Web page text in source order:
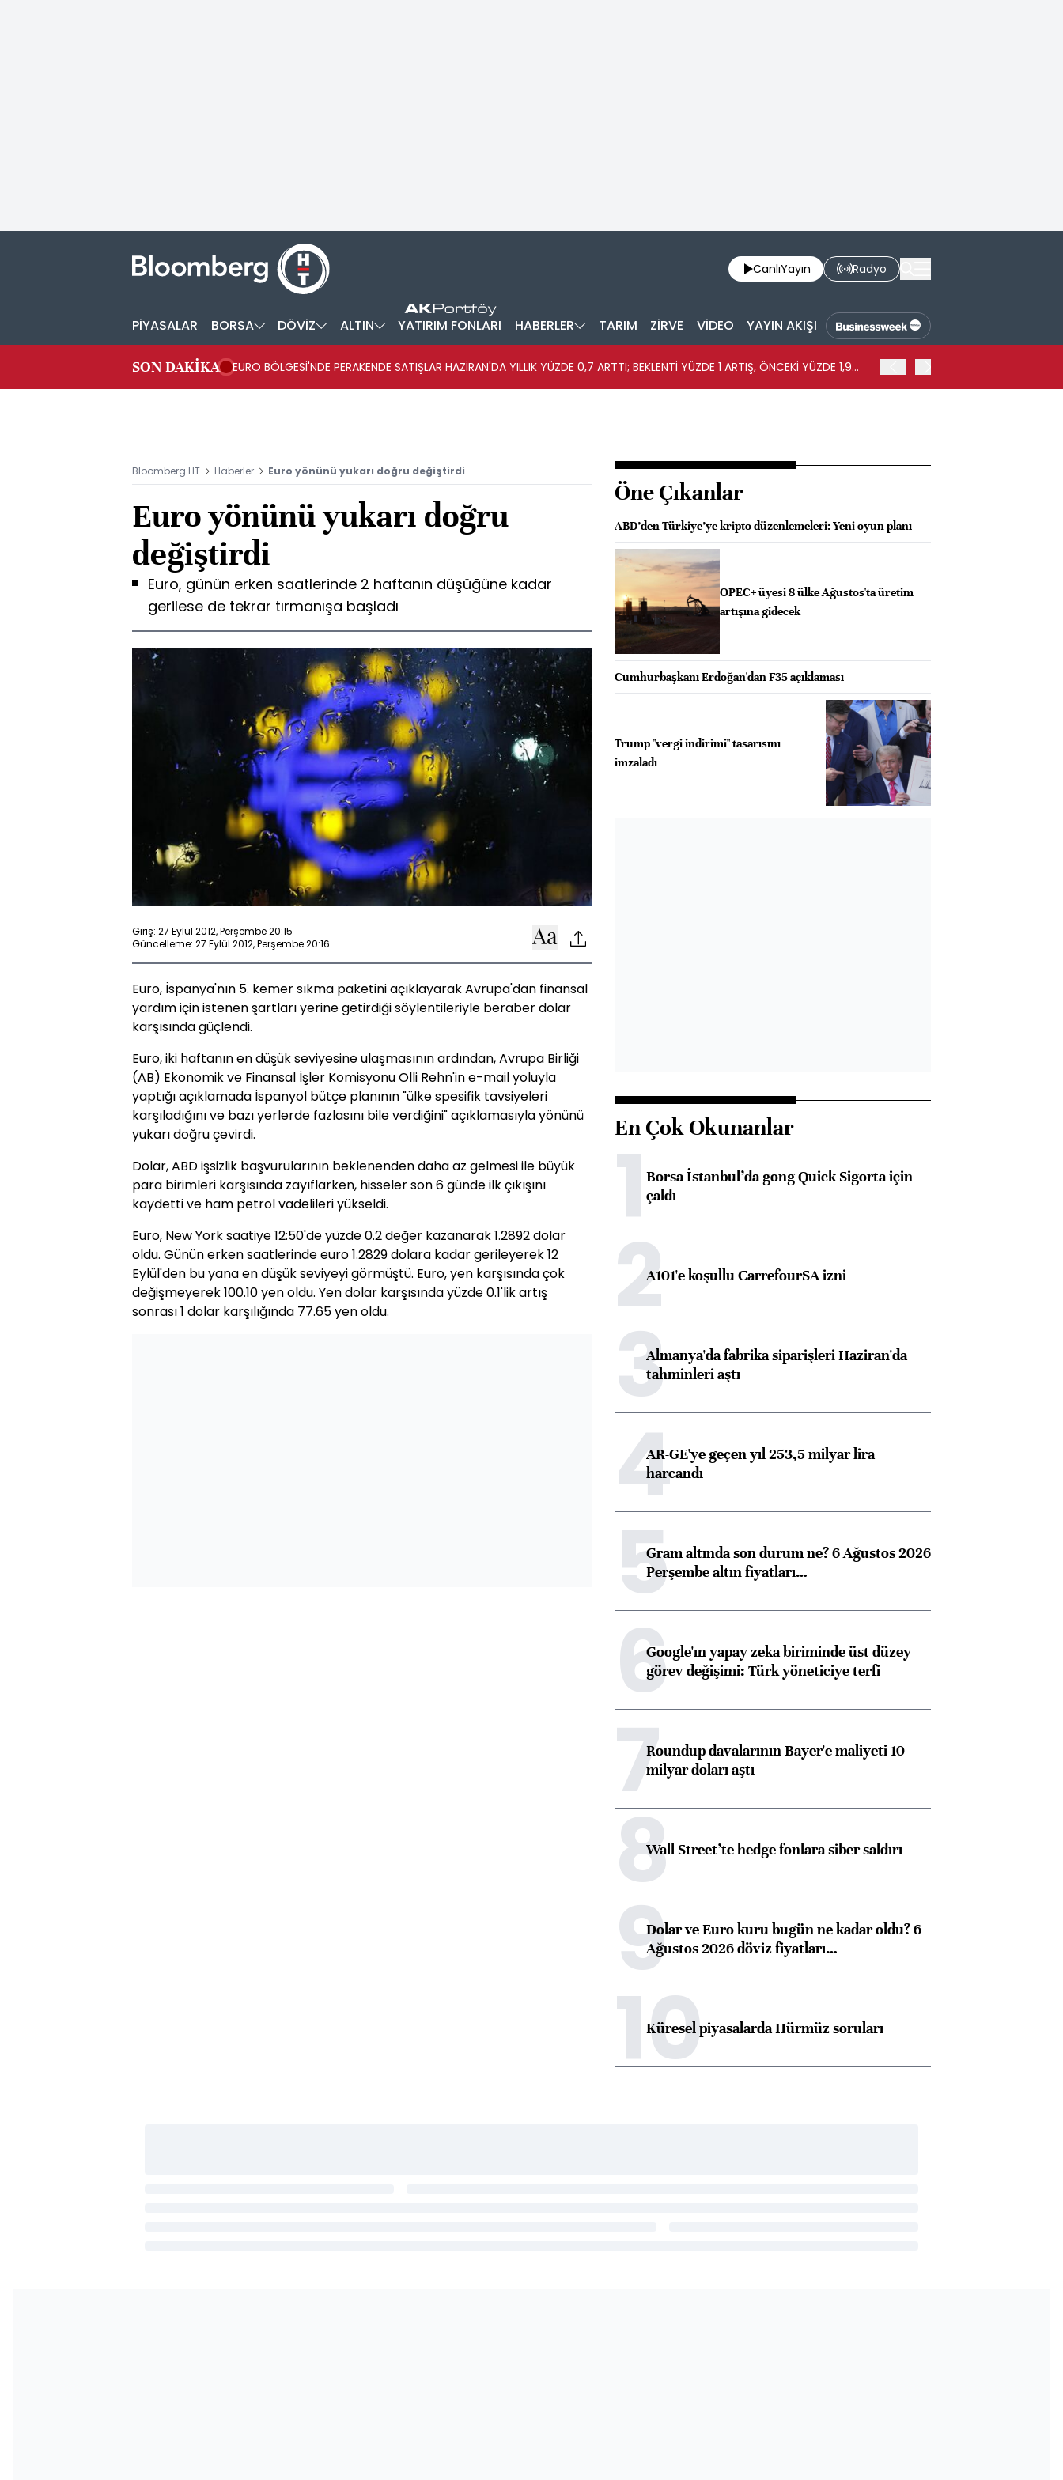
CanlıYayın Radyo
PİYASALAR BORSA DÖVİZ ALTIN YATIRIM FONLARI HABERLER TARIM ZİRVE VİDEO YAYIN AKIŞI
SON DAKİKA
EURO BÖLGESİ'NDE PERAKENDE SATIŞLAR HAZİRAN'DA YILLIK YÜZDE 0,7 ARTTI; BEKLENTİ YÜZDE 1 ARTIŞ, ÖNCEKİ YÜZDE 1,9
Bloomberg HT Haberler Euro yönünü yukarı doğru değiştirdi
Euro yönünü yukarı doğru
değiştirdi
Euro, günün erken saatlerinde 2 haftanın düşüğüne kadar
gerilese de tekrar tırmanışa başladı
Giriş: 27 Eylül 2012, Perşembe 20:15
Güncelleme: 27 Eylül 2012, Perşembe 20:16
Euro, İspanya'nın 5. kemer sıkma paketini açıklayarak Avrupa'dan finansal
yardım için istenen şartları yerine getirdiği söylentileriyle beraber dolar
karşısında güçlendi.
Euro, iki haftanın en düşük seviyesine ulaşmasının ardından, Avrupa Birliği
(AB) Ekonomik ve Finansal İşler Komisyonu Olli Rehn'in e-mail yoluyla
yaptığı açıklamada İspanyol bütçe planının "ülke spesifik tavsiyeleri
karşıladığını ve bazı yerlerde fazlasını bile verdiğini" açıklamasıyla yönünü
yukarı doğru çevirdi.
Dolar, ABD işsizlik başvurularının beklenenden daha az gelmesi ile büyük
para birimleri karşısında zayıflarken, hisseler son 6 günde ilk çıkışını
kaydetti ve ham petrol vadelileri yükseldi.
Euro, New York saatiye 12:50'de yüzde 0.2 değer kazanarak 1.2892 dolar
oldu. Günün erken saatlerinde euro 1.2829 dolara kadar gerileyerek 12
Eylül'den bu yana en düşük seviyeyi görmüştü. Euro, yen karşısında çok
değişmeyerek 100.10 yen oldu. Yen dolar karşısında yüzde 0.1'lik artış
sonrası 1 dolar karşılığında 77.65 yen oldu.
Öne Çıkanlar
ABD’den Türkiye’ye kripto düzenlemeleri: Yeni oyun planı
OPEC+ üyesi 8 ülke Ağustos'ta üretim
artışına gidecek
Cumhurbaşkanı Erdoğan'dan F35 açıklaması
Trump "vergi indirimi" tasarısını
imzaladı
En Çok Okunanlar
1Borsa İstanbul’da gong Quick Sigorta için
çaldı
2A101'e koşullu CarrefourSA izni
3Almanya'da fabrika siparişleri Haziran'da
tahminleri aştı
4AR-GE'ye geçen yıl 253,5 milyar lira
harcandı
5Gram altında son durum ne? 6 Ağustos 2026
Perşembe altın fiyatları…
6Google'ın yapay zeka biriminde üst düzey
görev değişimi: Türk yöneticiye terfi
7Roundup davalarının Bayer'e maliyeti 10
milyar doları aştı
8Wall Street’te hedge fonlara siber saldırı
9Dolar ve Euro kuru bugün ne kadar oldu? 6
Ağustos 2026 döviz fiyatları…
10
Küresel piyasalarda Hürmüz soruları